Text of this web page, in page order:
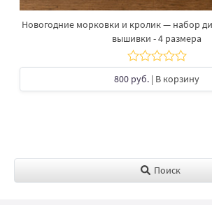
Новогодние морковки и кролик — набор
вышивки - 4 размера
800 руб. | В корзину
Поиск